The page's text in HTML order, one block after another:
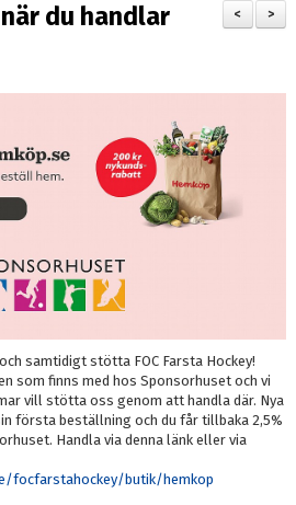
TEAMGEAR
FÖRENINGSBYTE
>
<
när du handlar
samtidigt stötta FOC Farsta Hockey!
som finns med hos Sponsorhuset och vi
vill stötta oss genom att handla där. Nya
första beställning och du får tillbaka 2,5%
Handla via denna länk eller via
focfarstahockey/butik/hemkop